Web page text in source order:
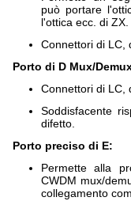
può portare
l'ottica ecc. di ZX.
Connettori di LC,
Porto di D Mux/
Connettori di LC,
Soddisfacente
difetto.
Porto preciso di E:
Permette alla
CWDM mux/
collegamento